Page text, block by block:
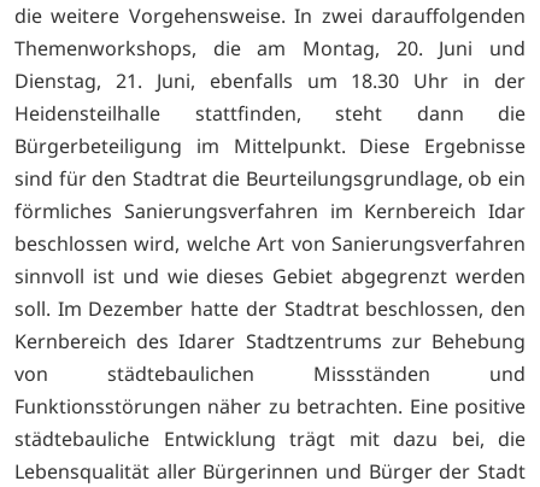
die weitere Vorgehensweise. In zwei darauffolgenden
Themenworkshops, die am Montag, 20. Juni und
Dienstag, 21. Juni, ebenfalls um 18.30 Uhr in der
Heidensteilhalle stattfinden, steht dann die
Bürgerbeteiligung im Mittelpunkt. Diese Ergebnisse
sind für den Stadtrat die Beurteilungsgrundlage, ob ein
förmliches Sanierungsverfahren im Kernbereich Idar
beschlossen wird, welche Art von Sanierungsverfahren
sinnvoll ist und wie dieses Gebiet abgegrenzt werden
soll. Im Dezember hatte der Stadtrat beschlossen, den
Kernbereich des Idarer Stadtzentrums zur Behebung
von städtebaulichen Missständen und
Funktionsstörungen näher zu betrachten. Eine positive
städtebauliche Entwicklung trägt mit dazu bei, die
Lebensqualität aller Bürgerinnen und Bürger der Stadt